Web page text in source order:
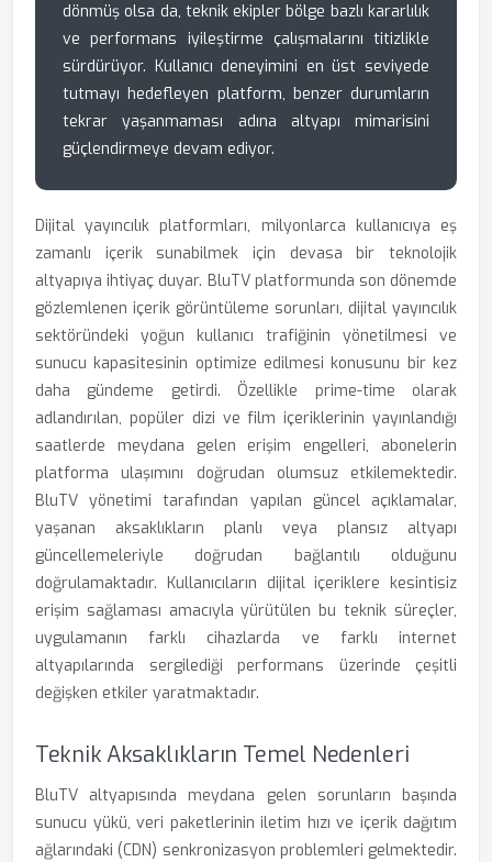
dönmüş olsa da, teknik ekipler bölge bazlı kararlılık
ve performans iyileştirme çalışmalarını titizlikle
sürdürüyor. Kullanıcı deneyimini en üst seviyede
tutmayı hedefleyen platform, benzer durumların
tekrar yaşanmaması adına altyapı mimarisini
güçlendirmeye devam ediyor.
Dijital yayıncılık platformları, milyonlarca kullanıcıya eş
zamanlı içerik sunabilmek için devasa bir teknolojik
altyapıya ihtiyaç duyar. BluTV platformunda son dönemde
gözlemlenen içerik görüntüleme sorunları, dijital yayıncılık
sektöründeki yoğun kullanıcı trafiğinin yönetilmesi ve
sunucu kapasitesinin optimize edilmesi konusunu bir kez
daha gündeme getirdi. Özellikle prime-time olarak
adlandırılan, popüler dizi ve film içeriklerinin yayınlandığı
saatlerde meydana gelen erişim engelleri, abonelerin
platforma ulaşımını doğrudan olumsuz etkilemektedir.
BluTV yönetimi tarafından yapılan güncel açıklamalar,
yaşanan aksaklıkların planlı veya plansız altyapı
güncellemeleriyle doğrudan bağlantılı olduğunu
doğrulamaktadır. Kullanıcıların dijital içeriklere kesintisiz
erişim sağlaması amacıyla yürütülen bu teknik süreçler,
uygulamanın farklı cihazlarda ve farklı internet
altyapılarında sergilediği performans üzerinde çeşitli
değişken etkiler yaratmaktadır.
Teknik Aksaklıkların Temel Nedenleri
BluTV altyapısında meydana gelen sorunların başında
sunucu yükü, veri paketlerinin iletim hızı ve içerik dağıtım
ağlarındaki (CDN) senkronizasyon problemleri gelmektedir.